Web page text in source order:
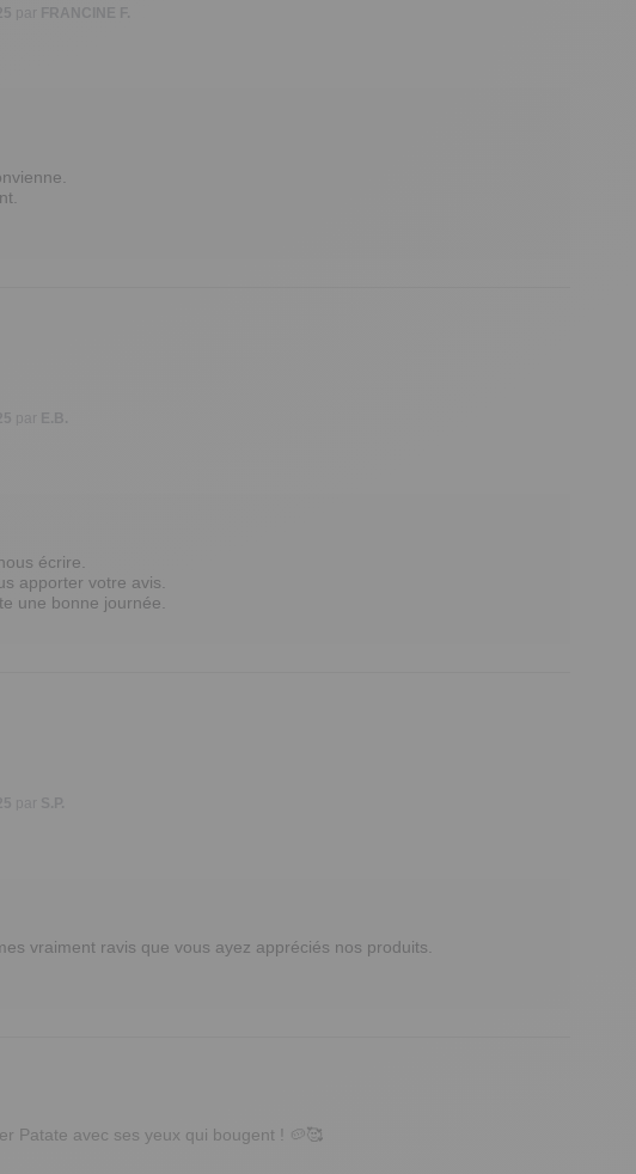
par FRANCINE F.
E.B.
écrire.
apporter votre avis.
une bonne journée.
vraiment ravis que vous ayez appréciés nos produits.
Patate avec ses yeux qui bougent ! 🥔🥰